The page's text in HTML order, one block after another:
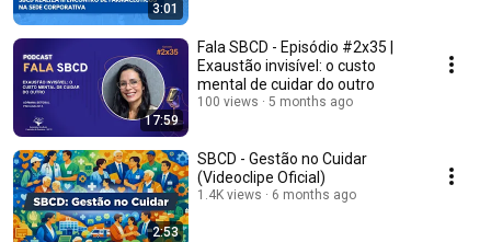
3:01
17:59
Fala SBCD - Episódio #2x35 |
Exaustão invisível: o custo
mental de cuidar do outro
100 views 5 months ago
2:53
SBCD - Gestão no Cuidar
(Videoclipe Oficial)
1.4K views 6 months ago